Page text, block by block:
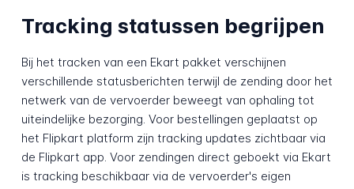
Tracking statussen begrijpen
Bij het tracken van een Ekart pakket verschijnen
verschillende statusberichten terwijl de zending door het
netwerk van de vervoerder beweegt van ophaling tot
uiteindelijke bezorging. Voor bestellingen geplaatst op
het Flipkart platform zijn tracking updates zichtbaar via
de Flipkart app. Voor zendingen direct geboekt via Ekart
is tracking beschikbaar via de vervoerder's eigen